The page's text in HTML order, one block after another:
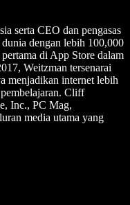
serta CEO dan pengasas
dengan lebih 100,000
di App Store dalam
Weitzman tersenarai
menjadikan internet lebih
Cliff
Inc., PC Mag,
media utama yang